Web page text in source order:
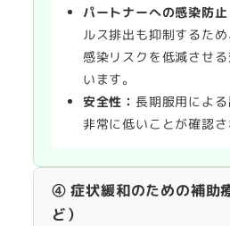
パートナーへの感染防
ルス排出も抑制するた
感染リスクを低減させ
います。
安全性： 長期服用によ
非常に低いことが確認さ
④ 症状緩和のための補助
ど）